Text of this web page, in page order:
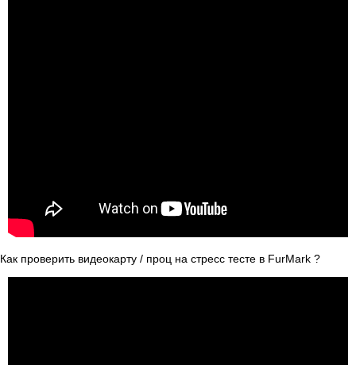
Как проверить видеокарту / проц на стресс тесте в FurMark ?